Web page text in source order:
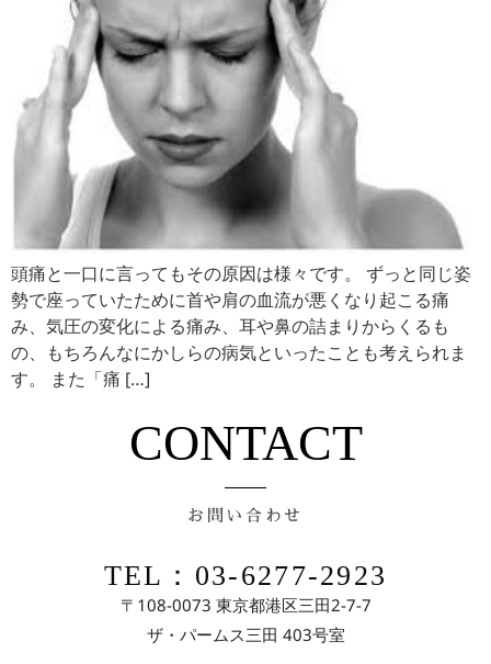
頭痛と一口に言ってもその原因は様々です。 ずっと同じ姿
勢で座っていたために首や肩の血流が悪くなり起こる痛
み、気圧の変化による痛み、耳や鼻の詰まりからくるも
の、もちろんなにかしらの病気といったことも考えられま
す。 また「痛 […]
CONTACT
お問い合わせ
TEL：03-6277-2923
〒108-0073 東京都港区三田2-7-7
ザ・パームス三田 403号室